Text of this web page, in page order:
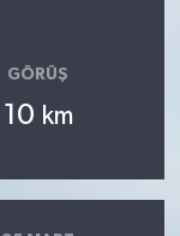
GÖRÜŞ
10 km